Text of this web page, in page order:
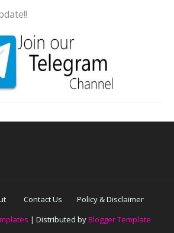
Contact Us
Policy & Disclaimer
| Distributed byBlogger Template